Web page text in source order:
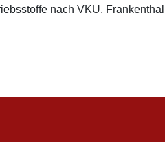
nach VKU​, Frankenthal